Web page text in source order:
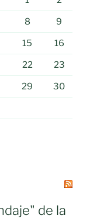
8 9
15 16
22 23
29 30
de la